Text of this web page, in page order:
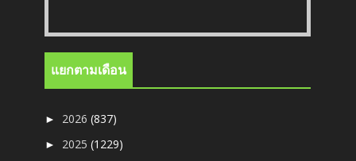
แยกตามเดือน
► 2026(837)
► 2025(1229)